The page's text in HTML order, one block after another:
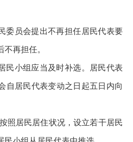
委员会提出不再担任居民代表要
再担任。
民小组应当及时补选。居民代表
自居民代表变动之日起五日内向
照居民居住状况，设立若干居民